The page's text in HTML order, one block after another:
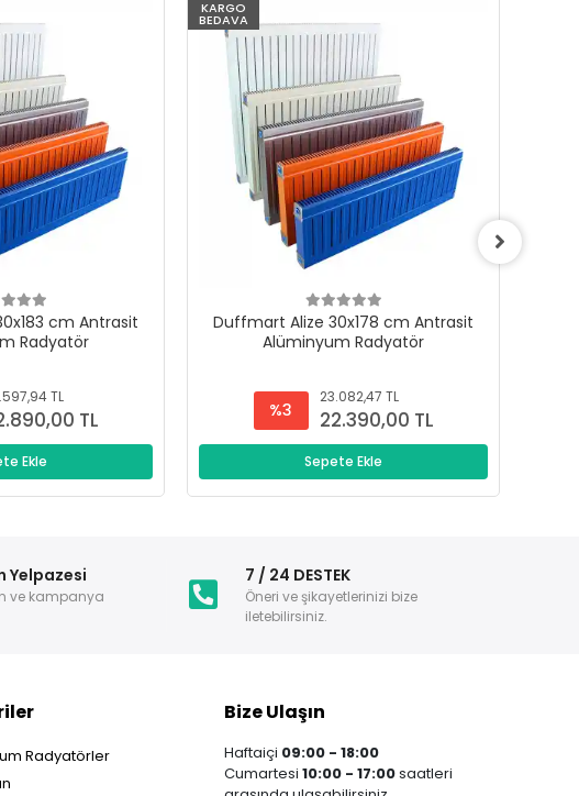
cm Antrasit
Radyatör
TL
TL
Ekle
KARGO
BEDAVA
Duffmart Alize 30x178 cm Antrasit
Alüminyum Radyatör
%3
23.082,47 TL
22.390,00 TL
Sepete Ekle
Yelpazesi
ve kampanya
7 / 24 DESTEK
Öneri ve şikayetlerinizi bize
iletebilirsiniz.
Radyatörler
Bize Ulaşın
Haftaiçi 09:00 - 18:00
Cumartesi 10:00 - 17:00saatleri